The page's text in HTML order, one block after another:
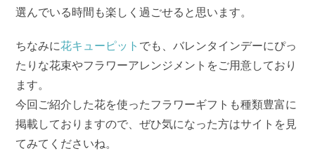
選んでいる時間も楽しく過ごせると思います。
ちなみに花キューピット でも、バレンタインデーにぴっ
たりな花束やフラワーアレンジメントをご用意しており
ます。
今回ご紹介した花を使ったフラワーギフトも種類豊富に
掲載しておりますので、ぜひ気になった方はサイトを見
てみてくださいね。